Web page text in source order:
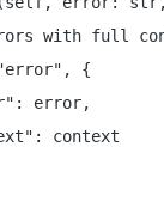
with full
{
error,
context